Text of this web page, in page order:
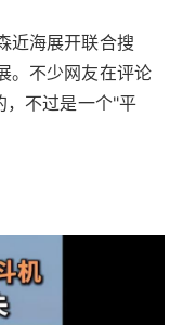
近海展开联合搜
。不少网友在评论
不过是一个"平